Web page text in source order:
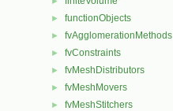
► functionObjects
► fvAgglomerationMethods
► fvConstraints
► fvMeshDistributors
► fvMeshMovers
► fvMeshStitchers